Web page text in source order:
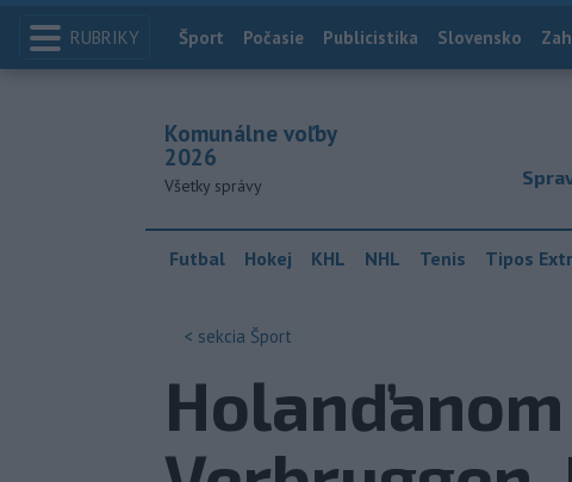
RUBRIKY Index
Šport Počasie Publicistika Slovensko
Komunálne voľby
2026
Všetky správy
Futbal Hokej KHL NHL Tenis Tipos
< sekcia Šport